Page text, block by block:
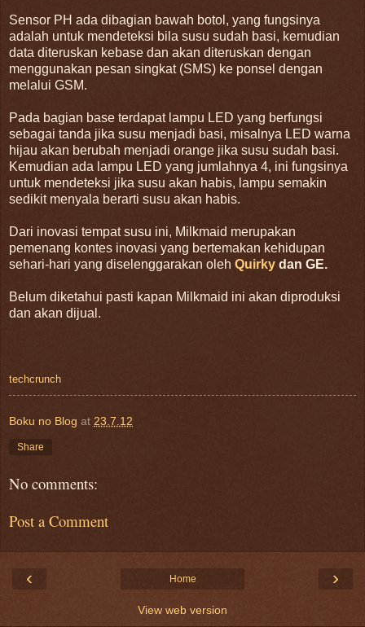
Sensor PH ada dibagian bawah botol, yang fungsinya
adalah untuk mendeteksi bila susu sudah basi, kemudian
data diteruskan kebase dan akan diteruskan dengan
menggunakan pesan singkat (SMS) ke ponsel dengan
melalui GSM.
Pada bagian base terdapat lampu LED yang berfungsi
sebagai tanda jika susu menjadi basi, misalnya LED warna
hijau akan berubah menjadi orange jika susu sudah basi.
Kemudian ada lampu LED yang jumlahnya 4, ini fungsinya
untuk mendeteksi jika susu akan habis, lampu semakin
sedikit menyala berarti susu akan habis.
Dari inovasi tempat susu ini, Milkmaid merupakan
pemenang kontes inovasi yang bertemakan kehidupan
sehari-hari yang diselenggarakan oleh Quirky dan GE.
Belum diketahui pasti kapan Milkmaid ini akan diproduksi
dan akan dijual.
techcrunch
Boku no Blog at 23.7.12
Share
No comments:
Post a Comment
‹ ›
Home
View web version